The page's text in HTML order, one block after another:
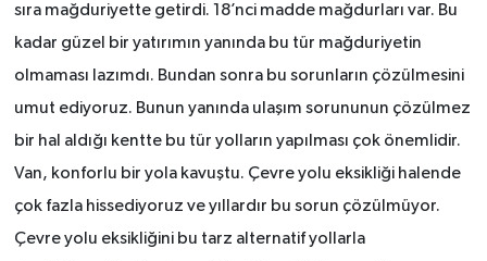
sıra mağduriyette getirdi. 18’nci madde mağdurları var. Bu
kadar güzel bir yatırımın yanında bu tür mağduriyetin
olmaması lazımdı. Bundan sonra bu sorunların çözülmesini
umut ediyoruz. Bunun yanında ulaşım sorununun çözülmez
bir hal aldığı kentte bu tür yolların yapılması çok önemlidir.
Van, konforlu bir yola kavuştu. Çevre yolu eksikliği halende
çok fazla hissediyoruz ve yıllardır bu sorun çözülmüyor.
Çevre yolu eksikliğini bu tarz alternatif yollarla